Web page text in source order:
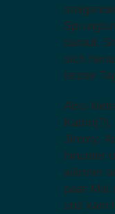
darauf,
sich
letzter
Also
Jimmy,
hinunter
wärmer
paar Mal
und kam